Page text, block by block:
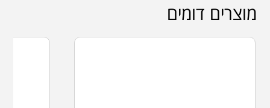
מוצרים דומים